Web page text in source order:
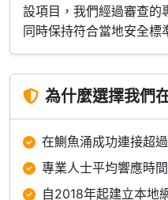
設項目，我們經過審查的
同時保持符合當地安全標
為什麼選擇我們
在鰂魚涌成功連接超
專業人士平均響應時
自2018年起建立本地